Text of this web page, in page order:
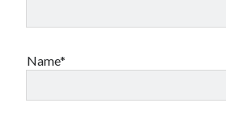
Name*